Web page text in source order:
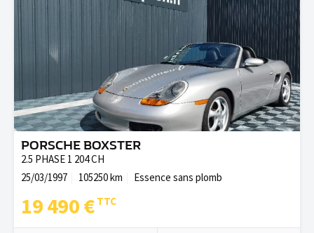
PORSCHE BOXSTER
2.5 PHASE 1 204 CH
25/03/1997
105250 km Essence sans plomb
19 490 €